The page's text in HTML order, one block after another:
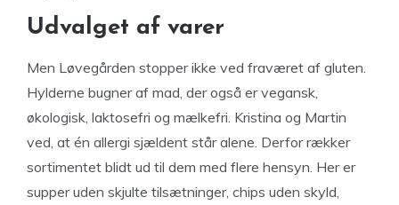
Udvalget af varer
Men Løvegården stopper ikke ved fraværet af gluten.
Hylderne bugner af mad, der også er vegansk,
økologisk, laktosefri og mælkefri. Kristina og Martin
ved, at én allergi sjældent står alene. Derfor rækker
sortimentet blidt ud til dem med flere hensyn. Her er
supper uden skjulte tilsætninger, chips uden skyld,